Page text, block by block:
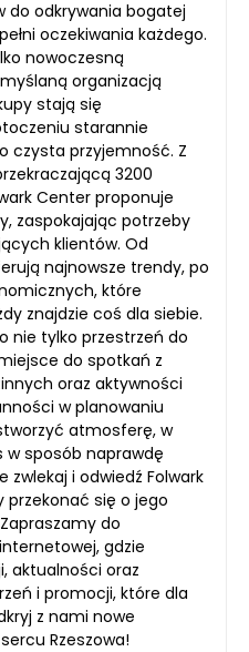
do odkrywania bogatej
oczekiwania każdego.
nowoczesną
organizacją
stają się
starannie
czysta przyjemność. Z
3200
Center proponuje
zaspokajając potrzeby
klientów. Od
najnowsze trendy, po
które
znajdzie coś dla siebie.
nie tylko przestrzeń do
do spotkań z
oraz aktywności
w planowaniu
atmosferę, w
sposób naprawdę
zwlekaj i odwiedź Folwark
przekonać się o jego
do
gdzie
aktualności oraz
i promocji, które dla
z nami nowe
Rzeszowa!